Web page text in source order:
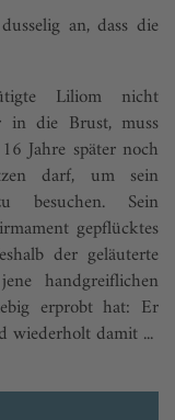
an, dass die
Liliom nicht
in die Brust, muss
Jahre später noch
darf, um sein
besuchen. Sein
gepflücktes
der geläuterte
handgreiflichen
erprobt hat: Er
wiederholt damit ...